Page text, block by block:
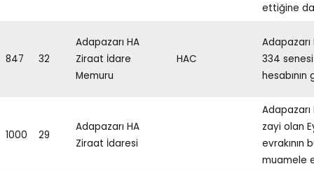
ettiğine
847 32
Adapazarı HA
Ziraat İdare
Memuru
HAC
334
hesabının
1000 29
Adapazarı HA
Ziraat İdaresi
zayi olan
evrakının
muamele